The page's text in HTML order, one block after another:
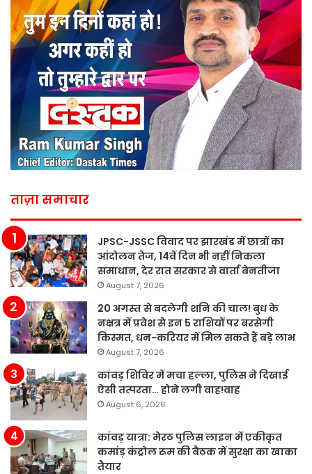
ताज़ा समाचार
JPSC-JSSC विवाद पर झारखंड में छात्रों का
आंदोलन तेज, 14वें दिन भी नहीं निकला
समाधान, देर रात सरकार से वार्ता बेनतीजा
August 7, 2026
20 अगस्त से बदलेगी शनि की चाल! बुध के
नक्षत्र में प्रवेश से इन 5 राशियों पर बरसेगी
किस्मत, धन-करियर में मिल सकते हैं बड़े लाभ
August 7, 2026
कांवड़ शिविर में मचा हल्ला, पुलिस ने दिखाई
ऐसी तत्परता… होने लगी वाह!वाह
August 6, 2026
कांवड़ यात्रा: मेरठ पुलिस लाइन में एकीकृत
कमांड़ कंट्रोल रूम की बैठक में सुरक्षा का खाका
तैयार